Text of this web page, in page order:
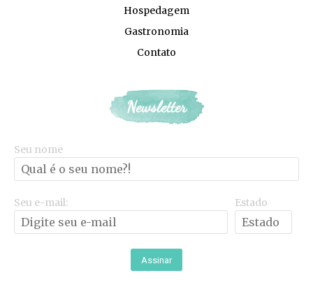
Hospedagem
Gastronomia
Contato
Newsletter
Seu nome
Seu e-mail: Estado